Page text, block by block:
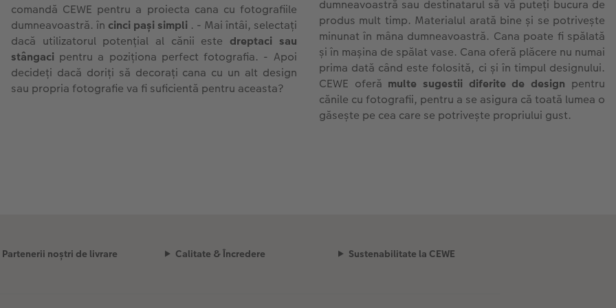
comandă CEWE pentru a proiecta cana cu fotografiile
dumneavoastră. în cinci pași simpli . - Mai întâi, selectați
dacă utilizatorul potențial al cănii este dreptaci sau
stângaci pentru a poziționa perfect fotografia. - Apoi
decideți dacă doriți să decorați cana cu un alt design
sau propria fotografie va fi suficientă pentru aceasta?
dumneavoastră sau destinatarul să vă puteți bucura de
produs mult timp. Materialul arată bine și se potrivește
minunat în mâna dumneavoastră. Cana poate fi spălată
și în mașina de spălat vase. Cana oferă plăcere nu numai
prima dată când este folosită, ci și în timpul designului.
CEWE oferă multe sugestii diferite de design pentru
cănile cu fotografii, pentru a se asigura că toată lumea o
găsește pe cea care se potrivește propriului gust.
Partenerii noștri de livrare Calitate & Încredere Sustenabilitate la CEWE